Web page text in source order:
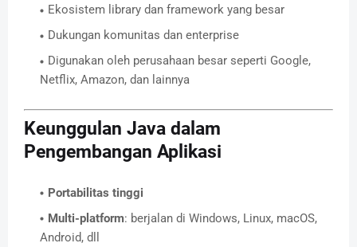
Ekosistem library dan framework yang besar
Dukungan komunitas dan enterprise
Digunakan oleh perusahaan besar seperti Google,
Netflix, Amazon, dan lainnya
Keunggulan Java dalam
Pengembangan Aplikasi
Portabilitas tinggi
Multi-platform: berjalan di Windows, Linux, macOS,
Android, dll